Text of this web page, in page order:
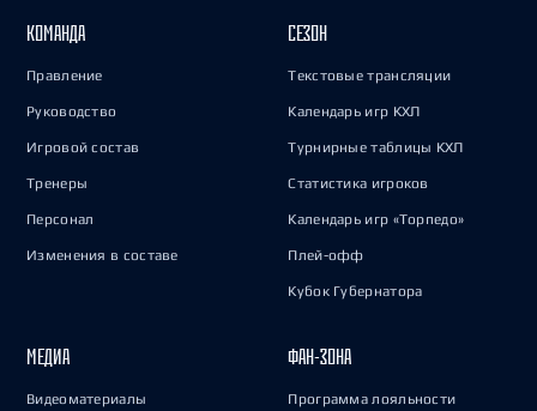
КОМАНДА
Правление
Руководство
Игровой состав
Тренеры
Персонал
Изменения в составе
СЕЗОН
Текстовые трансляции
Календарь игр КХЛ
Турнирные таблицы КХЛ
Статистика игроков
Календарь игр «Торпедо»
Плей-офф
Кубок Губернатора
МЕДИА
Видеоматериалы
ФАН-ЗОНА
Программа лояльности